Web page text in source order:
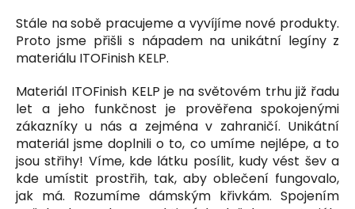
Stále na sobě pracujeme a vyvíjíme nové produkty.
Proto jsme přišli s nápadem na unikátní legíny z
materiálu ITOFinish KELP.
Materiál ITOFinish KELP je na světovém trhu již řadu
let a jeho funkčnost je prověřena spokojenými
zákazníky u nás a zejména v zahraničí. Unikátní
materiál jsme doplnili o to, co umíme nejlépe, a to
jsou střihy! Víme, kde látku posílit, kudy vést šev a
kde umístit prostřih, tak, aby oblečení fungovalo,
jak má. Rozumíme dámským křivkám. Spojením
HLEDAT
D
o
p
o
r